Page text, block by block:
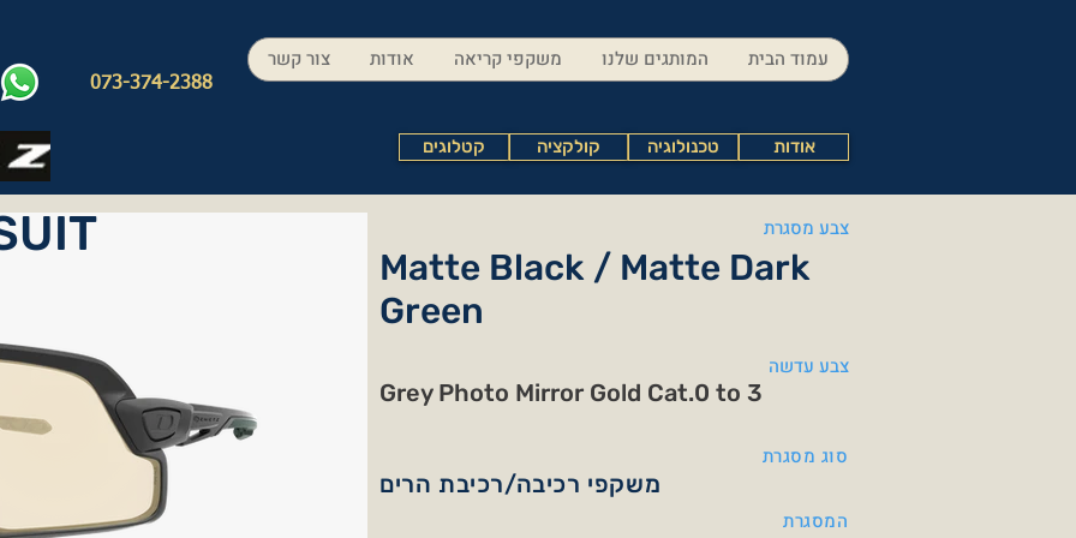
073-374-2388
עמוד הבית המותגים שלנו משקפי קריאה אודות צור קשר
קטלוגים קולקציה טכנולוגיה אודות
צבע מסגרת
Matte Black / Matte Dark
Green
צבע עדשה
Grey Photo Mirror Gold Cat.0 to 3
סוג מסגרת
משקפי רכיבה/רכיבת הרים
המסגרת